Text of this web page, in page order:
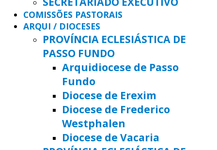
COMISSÕES PASTORAIS
ARQUI / DIOCESES
PROVÍNCIA ECLESIÁSTICA DE
PASSO FUNDO
Arquidiocese de Passo
Fundo
Diocese de Erexim
Diocese de Frederico
Westphalen
Diocese de Vacaria